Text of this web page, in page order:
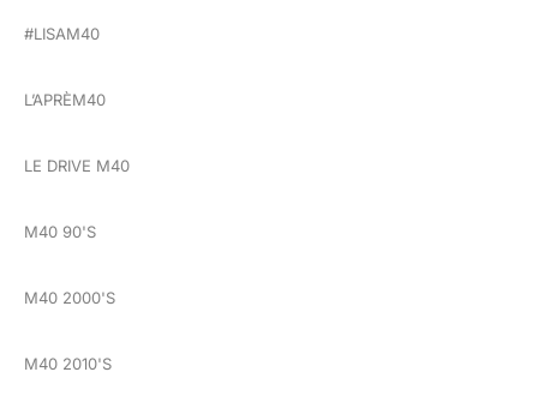
#LISAM40
L’APRÈM40
LE DRIVE M40
M40 90'S
M40 2000'S
M40 2010'S